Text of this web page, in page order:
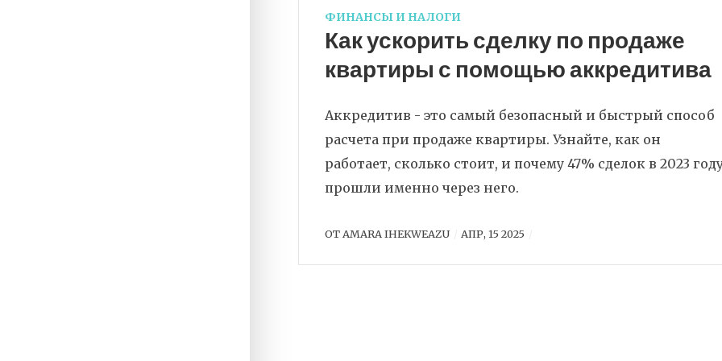
ФИНАНСЫ И НАЛОГИ
Как ускорить сделку по продаже
квартиры с помощью аккредитива
Аккредитив - это самый безопасный и быстрый способ
расчета при продаже квартиры. Узнайте, как он
работает, сколько стоит, и почему 47% сделок в 2023
прошли именно через него.
ОТ AMARA IHEKWEAZU АПР, 15 2025